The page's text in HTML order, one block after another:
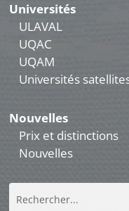
Universités
ULAVAL
UQAC
UQAM
Universités
Nouvelles
Prix et distinctions
Nouvelles